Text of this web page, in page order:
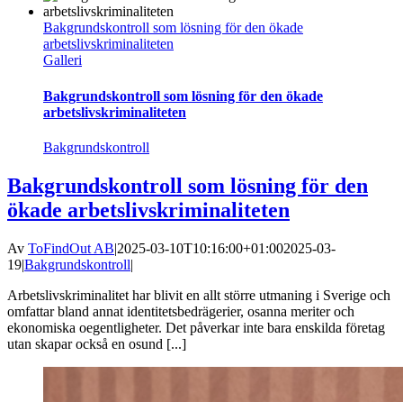
Bakgrundskontroll som lösning för den ökade
arbetslivskriminaliteten
Galleri
Bakgrundskontroll som lösning för den ökade
arbetslivskriminaliteten
Bakgrundskontroll
Bakgrundskontroll som lösning för den
ökade arbetslivskriminaliteten
Av ToFindOut AB|2025-03-10T10:16:00+01:002025-03-
19|Bakgrundskontroll|
Arbetslivskriminalitet har blivit en allt större utmaning i Sverige och
omfattar bland annat identitetsbedrägerier, osanna meriter och
ekonomiska oegentligheter. Det påverkar inte bara enskilda företag
utan skapar också en osund [...]